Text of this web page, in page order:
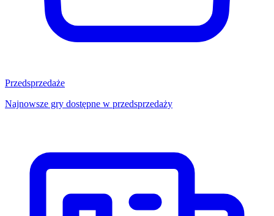
Przedsprzedaże
Najnowsze gry dostępne w przedsprzedaży